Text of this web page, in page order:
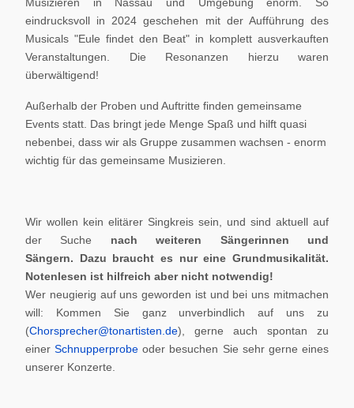
eindrucksvoll in 2024 geschehen mit der Aufführung des
Musicals "Eule findet den Beat" in komplett ausverkauften
Veranstaltungen. Die Resonanzen hierzu waren
überwältigend!
Außerhalb der Proben und Auftritte finden gemeinsame
Events statt. Das bringt jede Menge Spaß und hilft quasi
nebenbei, dass wir als Gruppe zusammen wachsen - enorm
wichtig für das gemeinsame Musizieren.
Wir wollen kein elitärer Singkreis sein, und sind aktuell auf
der Suche nach weiteren Sängerinnen und
Sängern. Dazu braucht es nur eine Grundmusikalität.
Notenlesen ist hilfreich aber nicht notwendig!
Wer neugierig auf uns geworden ist und bei uns mitmachen
will: Kommen Sie ganz unverbindlich auf uns zu
(Chorsprecher@tonartisten.de), gerne auch spontan zu
einerSchnupperprobe oder besuchen Sie sehr gerne eines
unserer Konzerte.